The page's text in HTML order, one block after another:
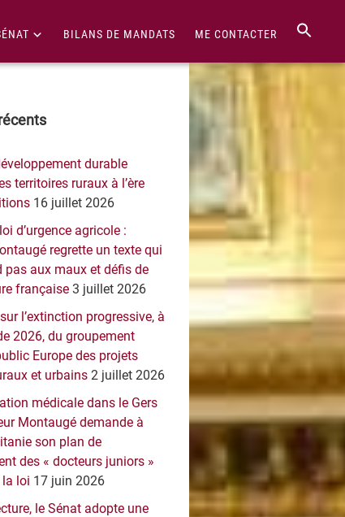
BILANS DE MANDATS ME CONTACTER
durable
territoires ruraux à l’ère
16 juillet 2026
d’urgence agricole :
regrette un texte qui
pas aux maux et défis de
française 3 juillet 2026
l’extinction progressive, à
2026, du groupement
Europe des projets
et urbains 2 juillet 2026
médicale dans le Gers
Montaugé demande à
son plan de
des « docteurs juniors »
la loi 17 juin 2026
le Sénat adopte une